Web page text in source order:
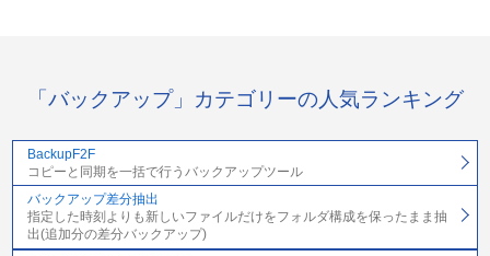
「バックアップ」カテゴリーの人気ランキング
BackupF2F
コピーと同期を一括で行うバックアップツール
バックアップ差分抽出
指定した時刻よりも新しいファイルだけをフォルダ構成を保ったまま抽
出(追加分の差分バックアップ)